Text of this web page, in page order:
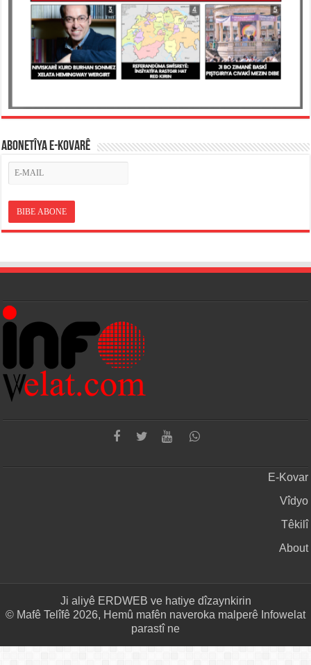
ABONETÎYA E-KOVARÊ
E-Kovar
Vîdyo
Têkilî
About
Ji aliyê ERDWEB ve hatiye dîzaynkirin
© Mafê Telîfê 2026, Hemû mafên naveroka malperê Infowelat
parastî ne